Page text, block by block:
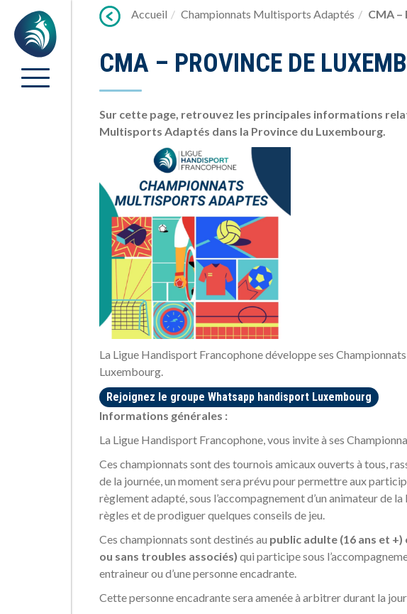
Accueil Championnats Multisports Adaptés CMA
CMA – PROVINCE DE
Sur cette page, retrouvez les principales informations
Multisports Adaptés dans la Province du Luxembourg.
La Ligue Handisport Francophone développe ses
Luxembourg.
Rejoignez le groupe Whatsapp handisport Luxembourg
Informations générales :
La Ligue Handisport Francophone, vous invite à ses
Ces championnats sont des tournois amicaux ouverts à tous,
de la journée, un moment sera prévu pour permettre aux
règlement adapté, sous l’accompagnement d’un animateur de
règles et de prodiguer quelques conseils de jeu.
Ces championnats sont destinés au public adulte (16 ans et
ou sans troubles associés) qui participe sous
entraineur ou d’une personne encadrante.
Cette personne encadrante sera amenée à arbitrer durant la